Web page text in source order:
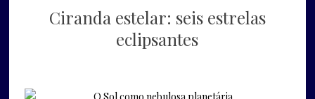
Ciranda estelar: seis estrelas
eclipsantes